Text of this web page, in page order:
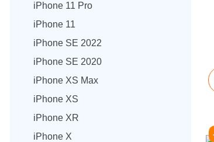
iPhone 11 Pro
iPhone 11
iPhone SE 2022
iPhone SE 2020
iPhone XS Max
iPhone XS
iPhone XR
iPhone X